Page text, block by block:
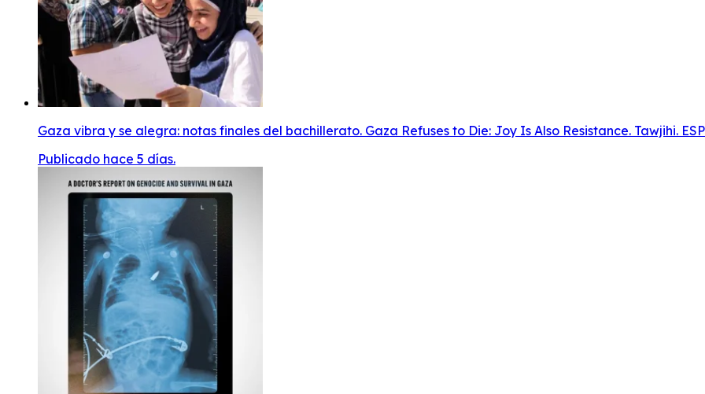
Gaza vibra y se alegra: notas finales del bachillerato. Gaza Refuses to Die: Joy Is Also Resistance. Tawjihi.
Publicado hace 5 días.